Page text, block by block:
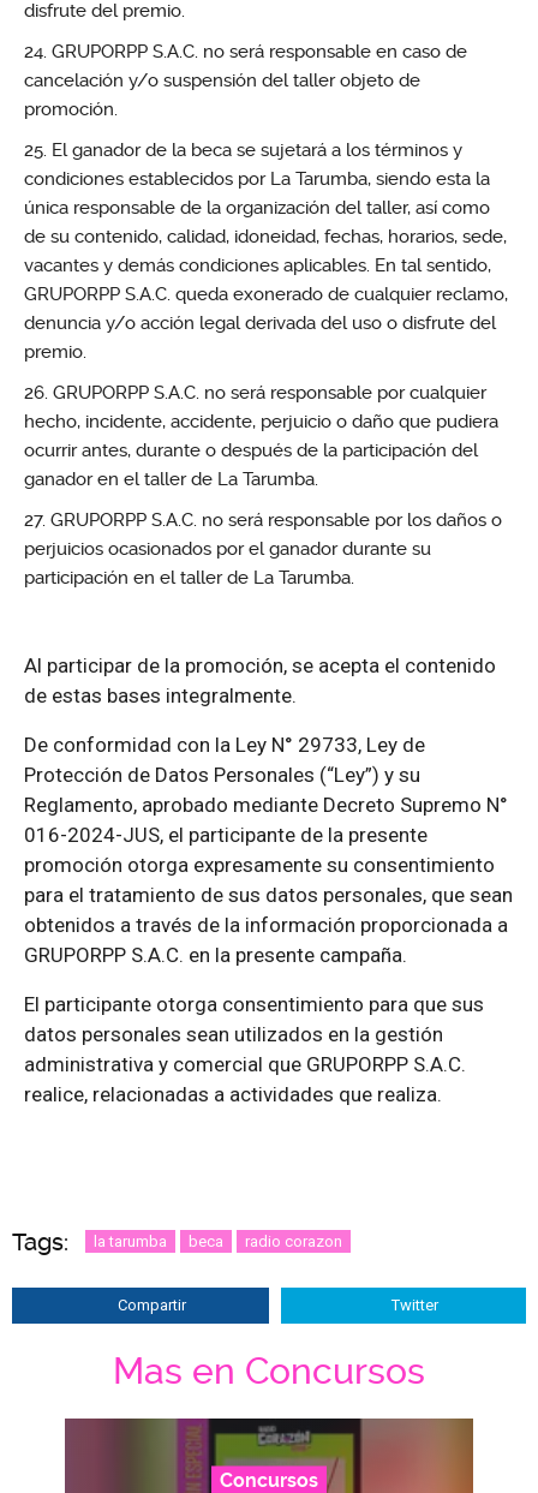
disfrute del premio.
GRUPORPP S.A.C. no será responsable en caso de
cancelación y/o suspensión del taller objeto de
promoción.
El ganador de la beca se sujetará a los términos y
condiciones establecidos por La Tarumba, siendo esta la
única responsable de la organización del taller, así como
de su contenido, calidad, idoneidad, fechas, horarios, sede,
vacantes y demás condiciones aplicables. En tal sentido,
GRUPORPP S.A.C. queda exonerado de cualquier reclamo,
denuncia y/o acción legal derivada del uso o disfrute del
premio.
GRUPORPP S.A.C. no será responsable por cualquier
hecho, incidente, accidente, perjuicio o daño que pudiera
ocurrir antes, durante o después de la participación del
ganador en el taller de La Tarumba.
GRUPORPP S.A.C. no será responsable por los daños o
perjuicios ocasionados por el ganador durante su
participación en el taller de La Tarumba.
Al participar de la promoción, se acepta el contenido
de estas bases integralmente.
De conformidad con la Ley N° 29733, Ley de
Protección de Datos Personales (“Ley”) y su
Reglamento, aprobado mediante Decreto Supremo N°
016-2024-JUS, el participante de la presente
promoción otorga expresamente su consentimiento
para el tratamiento de sus datos personales, que sean
obtenidos a través de la información proporcionada a
GRUPORPP S.A.C. en la presente campaña.
El participante otorga consentimiento para que sus
datos personales sean utilizados en la gestión
administrativa y comercial que GRUPORPP S.A.C.
realice, relacionadas a actividades que realiza.
Tags: la tarumba beca radio corazon
Compartir Twitter
Mas en Concursos
Concursos